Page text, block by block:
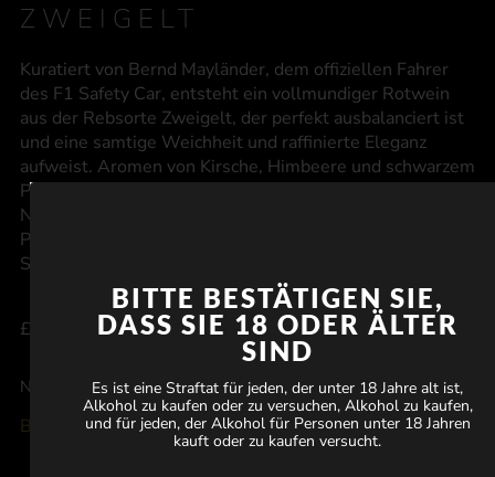
ZWEIGELT
Kuratiert von Bernd Mayländer, dem offiziellen Fahrer
des F1 Safety Car, entsteht ein vollmundiger Rotwein
aus der Rebsorte Zweigelt, der perfekt ausbalanciert ist
und eine samtige Weichheit und raffinierte Eleganz
aufweist. Aromen von Kirsche, Himbeere und schwarzem
Pfeffer harmonieren mit kräftigen, fruchtig-herben
Nuancen und hinterlassen einen bleibenden Eindruck.
Perfekt für die Momente, in denen das Rennen läuft und
Sie einen Gewinner in Ihrem Glas brauchen.
£
Noch nicht in Ihrem Land verfügbar
Benachrichtigen, wenn in Ihrem Land verfügbar
BITTE BESTÄTIGEN SIE,
DASS SIE 18 ODER ÄLTER
SIND
Es ist eine Straftat für jeden, der unter 18 Jahre alt ist,
Alkohol zu kaufen oder zu versuchen, Alkohol zu kaufen,
und für jeden, der Alkohol für Personen unter 18 Jahren
kauft oder zu kaufen versucht.